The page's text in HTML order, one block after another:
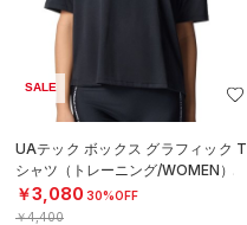
SALE
UAテック ボックス グラフィック T
シャツ（トレーニング/WOMEN）
￥3,080 30%OFF
￥4,400